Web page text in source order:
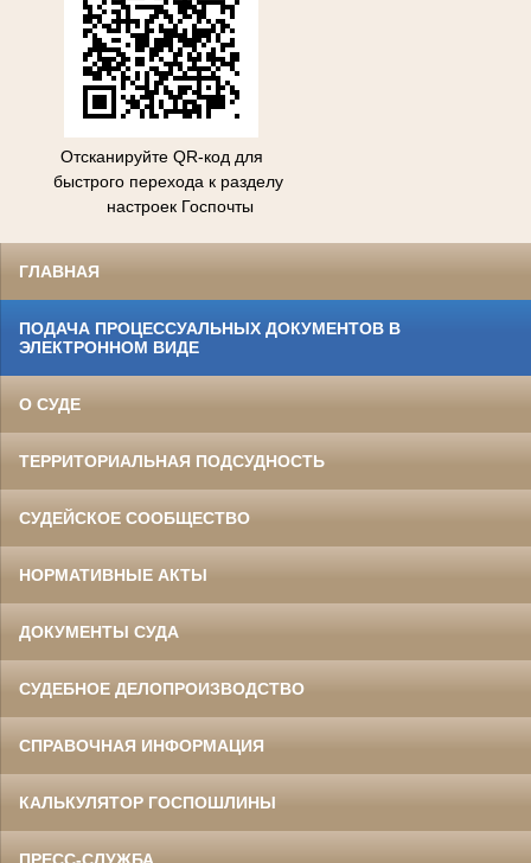
Отсканируйте QR-код для
быстрого перехода к разделу
настроек Госпочты
ГЛАВНАЯ
ПОДАЧА ПРОЦЕССУАЛЬНЫХ ДОКУМЕНТОВ В
ЭЛЕКТРОННОМ ВИДЕ
О СУДЕ
ТЕРРИТОРИАЛЬНАЯ ПОДСУДНОСТЬ
СУДЕЙСКОЕ СООБЩЕСТВО
НОРМАТИВНЫЕ АКТЫ
ДОКУМЕНТЫ СУДА
СУДЕБНОЕ ДЕЛОПРОИЗВОДСТВО
СПРАВОЧНАЯ ИНФОРМАЦИЯ
КАЛЬКУЛЯТОР ГОСПОШЛИНЫ